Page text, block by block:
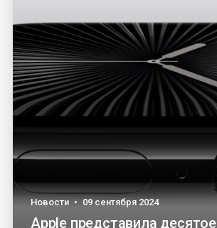
Новости • 09 сентября 2024
Apple представила десятое